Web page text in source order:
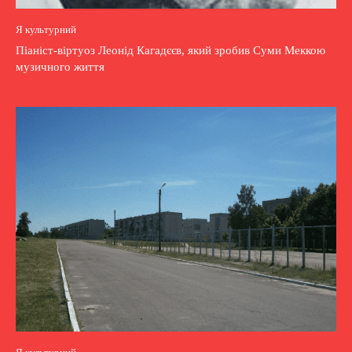
Я культурний
Піаніст-віртуоз Леонід Кагадєєв, який зробив Суми Меккою
музичного життя